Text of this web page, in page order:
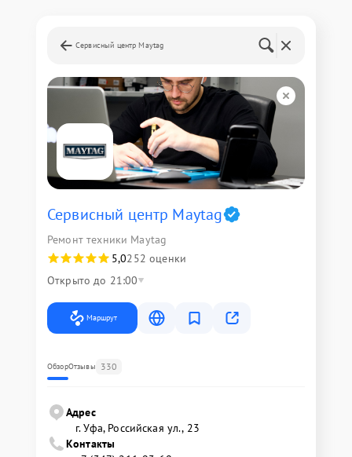
Сервисный центр Maytag
Сервисный центр Maytag
Ремонт техники Maytag
5,0252 оценки
Открыто до 21:00
Маршрут
ОбзорОтзывы 330
Адрес
г. Уфа, Российская ул., 23
Контакты